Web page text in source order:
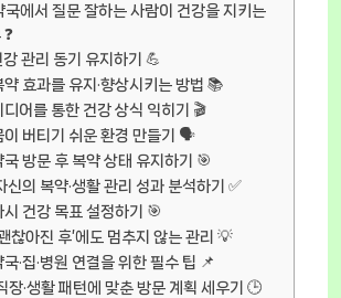
국에서 질문 잘하는 사람이 건강을 지키는
강 관리 동기 유지하기 💪
약 효과를 유지·향상시키는 방법 📚
디어를 통한 건강 상식 익히기 🎬
이 버티기 쉬운 환경 만들기 🗣️
국 방문 후 복약 상태 유지하기 🎯
신의 복약·생활 관리 성과 분석하기 ✅
시 건강 목표 설정하기 🎯
찮아진 후’에도 멈추지 않는 관리 💡
국·집·병원 연결을 위한 필수 팁 📌
장·생활 패턴에 맞춘 방문 계획 세우기 🕒